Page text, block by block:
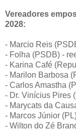
Vereadores
2028:
- Marcio Reis
- Folha (PSDB) -
- Karina Café
- Marilon Barbosa
- Carlos Amastha
- Dr. Vinícius Pires
- Marycats da
- Marcos Júnior
- Wilton do Zé